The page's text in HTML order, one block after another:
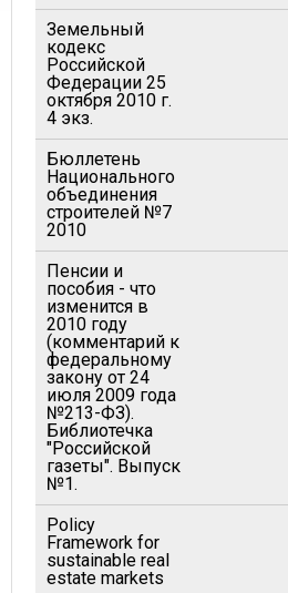
Земельный
кодекс
Российской
Федерации 25
октября 2010 г.
4 экз.
Бюллетень
Национального
объединения
строителей №7
2010
Пенсии и
пособия - что
изменится в
2010 году
(комментарий к
федеральному
закону от 24
июля 2009 года
№213-ФЗ).
Библиотечка
"Российской
газеты". Выпуск
№1.
Policy
Framework for
sustainable real
estate markets